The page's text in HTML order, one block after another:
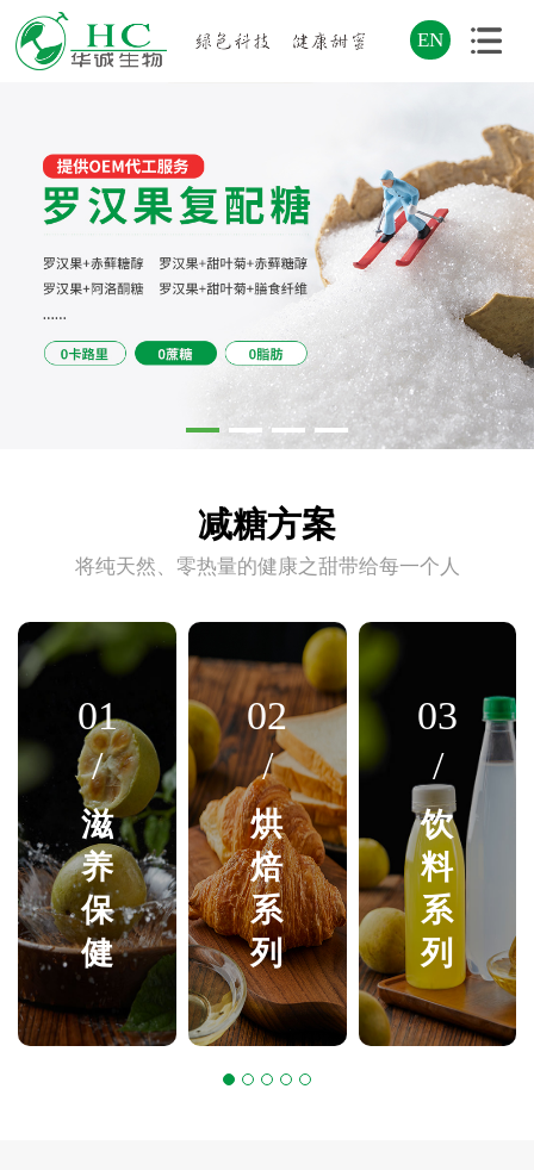
EN
减糖方案
将纯天然、零热量的健康之甜带给每一个人
01
/
滋
养
保
健
02
/
烘
焙
系
列
03
/
饮
料
系
列